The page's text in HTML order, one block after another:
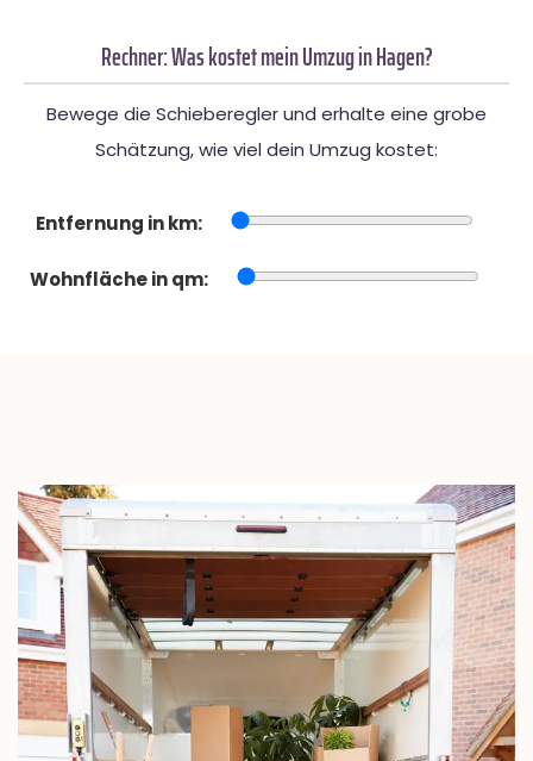
Rechner: Was kostet mein Umzug in Hagen?
Bewege die Schieberegler und erhalte eine grobe
Schätzung, wie viel dein Umzug kostet:
Entfernung in km:
Wohnfläche in qm: